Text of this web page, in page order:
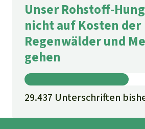
Unser Rohstoff-
nicht auf Kosten der
Regenwälder und
gehen
29.437 Unterschriften